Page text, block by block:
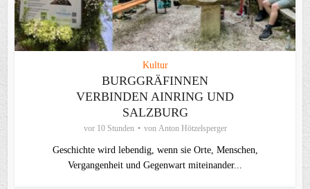
Kultur
BURGGRÄFINNEN
VERBINDEN AINRING UND
SALZBURG
vor 10 Stunden von Anton Hötzelsperger
Geschichte wird lebendig, wenn sie Orte, Menschen,
Vergangenheit und Gegenwart miteinander...